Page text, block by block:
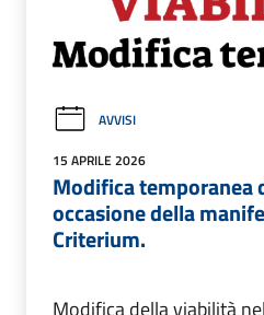
AVVISI
15 APRILE 2026
Modifica temporanea
occasione della
Criterium.